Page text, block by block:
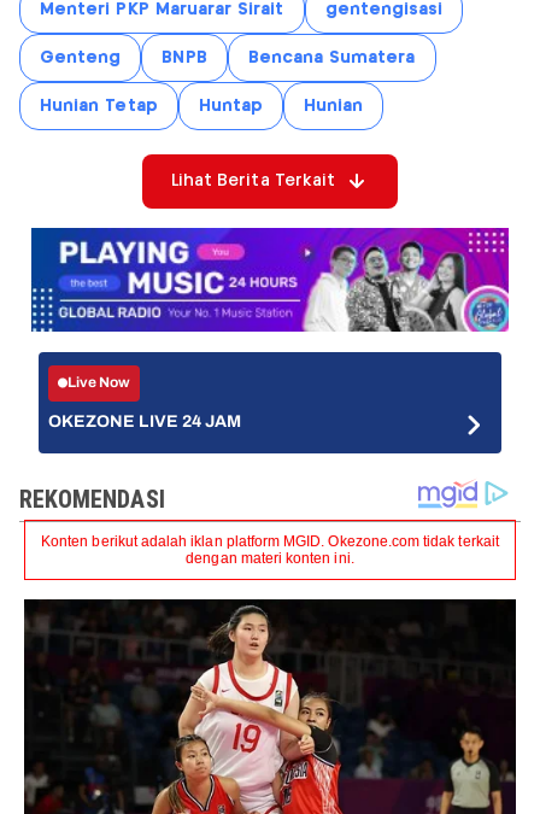
Menteri PKP Maruarar Sirait gentengisasi
Genteng BNPB Bencana Sumatera
Hunian Tetap Huntap Hunian
Lihat Berita Terkait
Live Now
OKEZONE LIVE 24 JAM